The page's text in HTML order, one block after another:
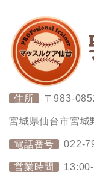
住所 〒983-
宮城県仙台市宮
電話番号 022-
営業時間